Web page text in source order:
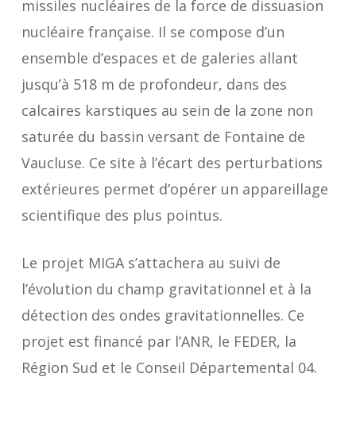
missiles nucléaires de la force de dissuasion
nucléaire française. Il se compose d’un
ensemble d’espaces et de galeries allant
jusqu’à 518 m de profondeur, dans des
calcaires karstiques au sein de la zone non
saturée du bassin versant de Fontaine de
Vaucluse. Ce site à l’écart des perturbations
extérieures permet d’opérer un appareillage
scientifique des plus pointus.
Le projet MIGA s’attachera au suivi de
l’évolution du champ gravitationnel et à la
détection des ondes gravitationnelles. Ce
projet est financé par l’ANR, le FEDER, la
Région Sud et le Conseil Départemental 04.